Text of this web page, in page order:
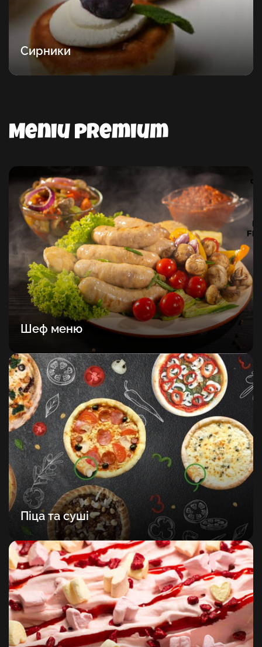
Сирники
Meniu premium
Шеф меню
Піца та суші